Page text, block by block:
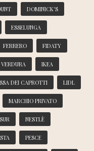
DOMINICK'S
ESSELUNGA
FERRERO FIDATY
IKEA
DEI CAPROTTI LIDL
MARCHIO PRIVATO
NESTLÈ
PESCE